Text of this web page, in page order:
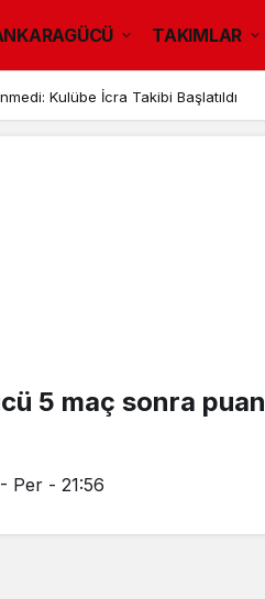
TAKIMLAR
Kulübe İcra Takibi Başlatıldı
5 maç sonra puan
Per - 21:56